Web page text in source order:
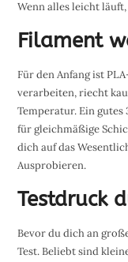
Wenn alles leicht läuft,
Filament
Für den Anfang ist
verarbeiten, riecht
Temperatur. Ein
für gleichmäßige
dich auf das
Ausprobieren.
Testdruck
Bevor du dich an
Test. Beliebt sind